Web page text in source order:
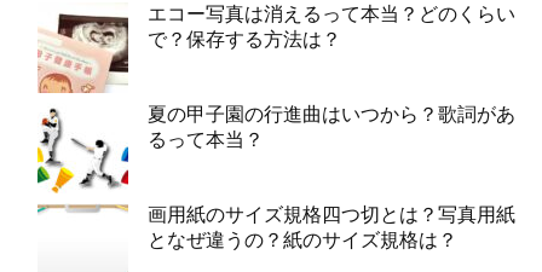
エコー写真は消えるって本当？どのくらい
で？保存する方法は？
夏の甲子園の行進曲はいつから？歌詞があ
るって本当？
画用紙のサイズ規格四つ切とは？写真用紙
となぜ違うの？紙のサイズ規格は？